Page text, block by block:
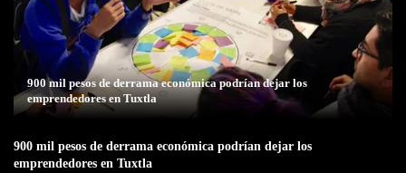
900 mil pesos de derrama económica podrían dejar los
emprendedores en Tuxtla
900 mil pesos de derrama económica podrían dejar los
emprendedores en Tuxtla